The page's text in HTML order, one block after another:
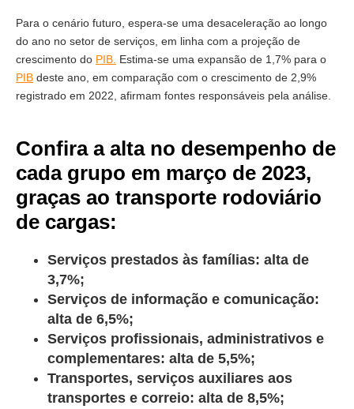
Para o cenário futuro, espera-se uma desaceleração ao longo
do ano no setor de serviços, em linha com a projeção de
crescimento do PIB. Estima-se uma expansão de 1,7% para o
PIB deste ano, em comparação com o crescimento de 2,9%
registrado em 2022, afirmam fontes responsáveis pela análise.
Confira a alta no desempenho de
cada grupo em março de 2023,
graças ao transporte rodoviário
de cargas:
Serviços prestados às famílias: alta de
3,7%;
Serviços de informação e comunicação:
alta de 6,5%;
Serviços profissionais, administrativos e
complementares: alta de 5,5%;
Transportes, serviços auxiliares aos
transportes e correio: alta de 8,5%;